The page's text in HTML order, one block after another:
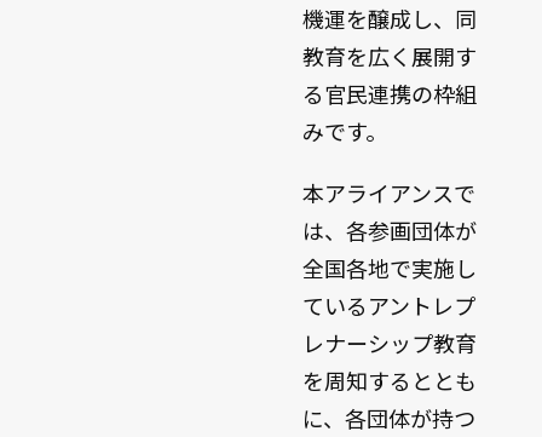
機運を醸成し、同
教育を広く展開す
る官民連携の枠組
みです。
本アライアンスで
は、各参画団体が
全国各地で実施し
ているアントレプ
レナーシップ教育
を周知するととも
に、各団体が持つ